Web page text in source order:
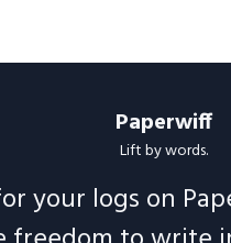
Paperwiff
Lift by words.
your logs on